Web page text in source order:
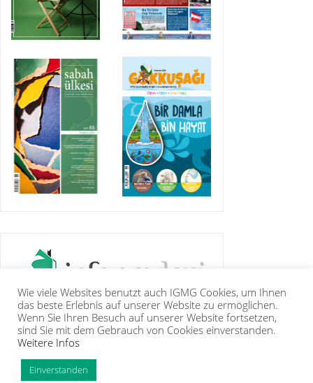
IGMG PRESSE
MITGLIEDSCHAFT
Wie viele Websites benutzt auch IGMG Cookies, um Ihnen
das beste Erlebnis auf unserer Website zu ermöglichen.
Wenn Sie Ihren Besuch auf unserer Website fortsetzen,
sind Sie mit dem Gebrauch von Cookies einverstanden.
Weitere Infos
Einverstanden